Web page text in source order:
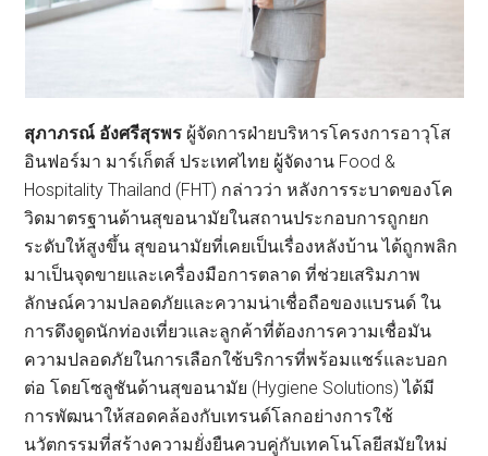
สุภาภรณ์ อังศรีสุรพร ผู้จัดการฝ่ายบริหารโครงการอาวุโส
อินฟอร์มา มาร์เก็ตส์ ประเทศไทย ผู้จัดงาน Food &
Hospitality Thailand (FHT) กล่าวว่า หลังการระบาดของโค
วิดมาตรฐานด้านสุขอนามัยในสถานประกอบการถูกยก
ระดับให้สูงขึ้น สุขอนามัยที่เคยเป็นเรื่องหลังบ้าน ได้ถูกพลิก
มาเป็นจุดขายและเครื่องมือการตลาด ที่ช่วยเสริมภาพ
ลักษณ์ความปลอดภัยและความน่าเชื่อถือของแบรนด์ ใน
การดึงดูดนักท่องเที่ยวและลูกค้าที่ต้องการความเชื่อมัน
ความปลอดภัยในการเลือกใช้บริการที่พร้อมแชร์และบอก
ต่อ โดยโซลูชันด้านสุขอนามัย (Hygiene Solutions) ได้มี
การพัฒนาให้สอดคล้องกับเทรนด์โลกอย่างการใช้
นวัตกรรมที่สร้างความยั่งยืนควบคู่กับเทคโนโลยีสมัยใหม่